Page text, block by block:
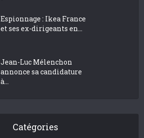
Espionnage : Ikea France
et ses ex-dirigeants en...
Jean-Luc Mélenchon
annonce sa candidature
à...
Catégories